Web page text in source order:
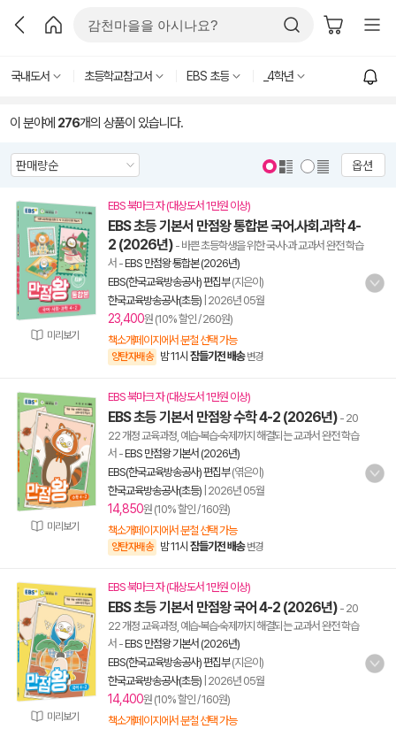
국내도서 초등학교참고서 EBS 초등 _4학년
이 분야에 276개의 상품이 있습니다.
옵션
미리보기
EBS 북마크 자 (대상도서 1만원 이상)
EBS 초등 기본서 만점왕 통합본 국어.사회.과학 4-
2 (2026년) - 바쁜 초등학생을 위한 국·사·과 교과서 완전 학습
서 -EBS 만점왕 통합본 (2026년)
EBS(한국교육방송공사) 편집부(지은이)
한국교육방송공사(초등) 2026년 05월
23,400원 (10% 할인 / 260원)
책소개페이지에서 분철 선택 가능
양탄자배송 밤 11시 잠들기전 배송 변경
미리보기
EBS 북마크 자 (대상도서 1만원 이상)
EBS 초등 기본서 만점왕 수학 4-2 (2026년) - 20
22 개정 교육과정, 예습·복습·숙제까지 해결되는 교과서 완전 학습
서 -EBS 만점왕 기본서 (2026년)
EBS(한국교육방송공사) 편집부(엮은이)
한국교육방송공사(초등) 2026년 05월
14,850원 (10% 할인 / 160원)
책소개페이지에서 분철 선택 가능
양탄자배송 밤 11시 잠들기전 배송 변경
미리보기
EBS 북마크 자 (대상도서 1만원 이상)
EBS 초등 기본서 만점왕 국어 4-2 (2026년) - 20
22 개정 교육과정, 예습·복습·숙제까지 해결되는 교과서 완전 학습
서 -EBS 만점왕 기본서 (2026년)
EBS(한국교육방송공사) 편집부(지은이)
한국교육방송공사(초등) 2026년 05월
14,400원 (10% 할인 / 160원)
책소개페이지에서 분철 선택 가능